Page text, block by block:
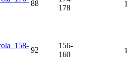
88
178
92
156-
160